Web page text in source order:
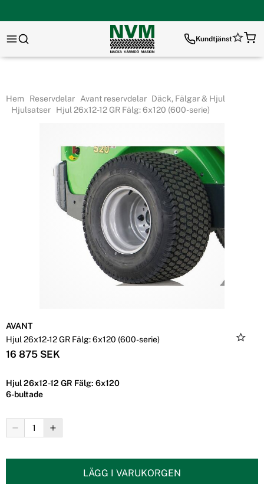
Kundtjänst
Hem Reservdelar Avant reservdelar Däck, Fälgar & Hjul
Hjulsatser
Hjul 26x12-12 GR Fälg: 6x120 (600-serie)
AVANT
Hjul 26x12-12 GR Fälg: 6x120 (600-serie)
16 875 SEK
Hjul 26x12-12 GR Fälg: 6x120
6-bultade
LÄGG I VARUKORGEN